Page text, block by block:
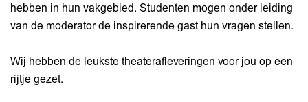
hebben in hun vakgebied. Studenten mogen onder leiding
van de moderator de inspirerende gast hun vragen stellen.
Wij hebben de leukste theaterafleveringen voor jou op een
rijtje gezet.